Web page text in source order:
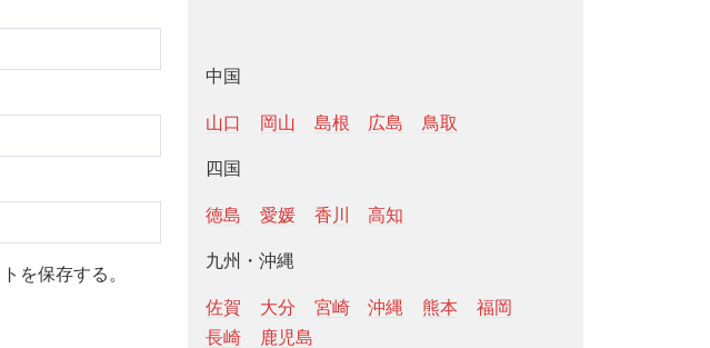
を保存する。
中国
山口 岡山 島根 広島 鳥取
四国
徳島 愛媛 香川 高知
九州・沖縄
佐賀 大分 宮崎 沖縄 熊本
福岡
長崎
鹿児島